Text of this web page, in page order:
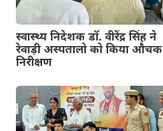
स्वास्थ्य निदेशक डॉ. वीरेंद्र सिंह ने
रेवाड़ी अस्पतालो को किया औचक
निरीक्षण